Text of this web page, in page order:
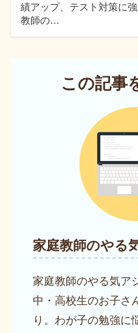
績アップ、テスト対策に
教師の…
この記事
家庭教師のやる
家庭教師のやる気ア
中・高校生のお子さ
り。わが子の勉強に